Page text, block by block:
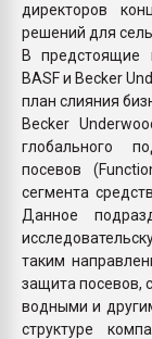
директоров
решений для
В предстоящие
BASF и Becker
план слияния
Becker
глобального
посевов
сегмента
Данное
таким
защита посевов,
водными и
структуре